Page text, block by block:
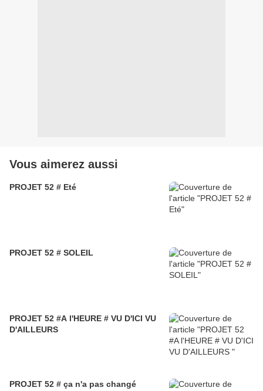
Vous aimerez aussi
PROJET 52 # Eté
PROJET 52 # SOLEIL
PROJET 52 #A l'HEURE # VU D'ICI VU
D'AILLEURS
PROJET 52 # ça n'a pas changé